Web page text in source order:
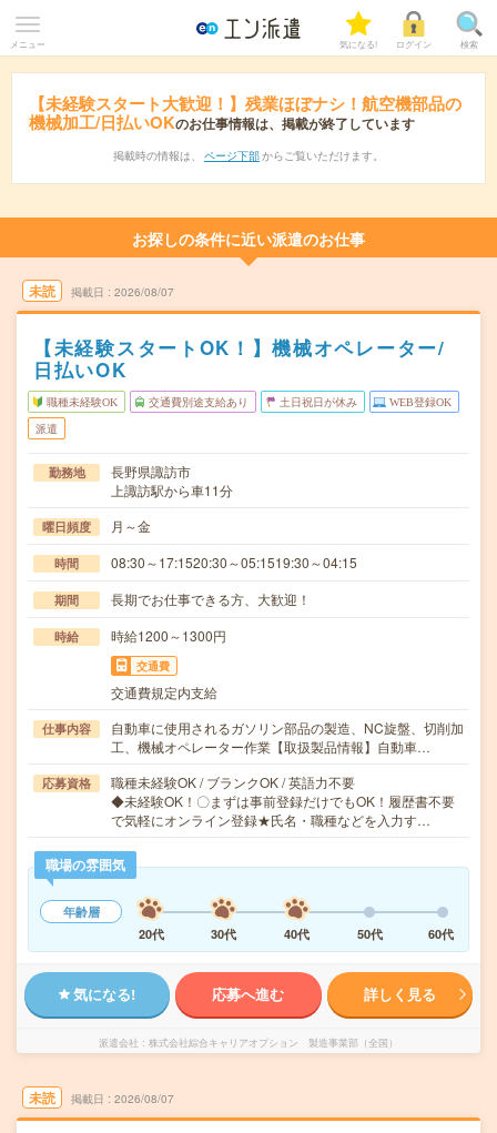
メニュー 気になる! ログイン 検索
【未経験スタート大歓迎！】残業ほぼナシ！航空機部品の
機械加工/日払いOKのお仕事情報は、掲載が終了しています
掲載時の情報は、 ページ下部 からご覧いただけます。
お探しの条件に近い派遣のお仕事
未読 掲載日 2026/08/07
【未経験スタートOK！】機械オペレーター/
日払いOK
職種未経験OK 交通費別途支給あり 土日祝日が休み WEB登録OK
派遣
勤務地
長野県諏訪市
上諏訪駅から車11分
曜日頻度 月～金
時間 08:30～17:1520:30～05:1519:30～04:15
期間 長期でお仕事できる方、大歓迎！
時給 時給1200～1300円
交通費
交通費規定内支給
仕事内容
自動車に使用されるガソリン部品の製造、NC旋盤、切削加
工、機械オペレーター作業【取扱製品情報】自動車…
応募資格
職種未経験OK / ブランクOK / 英語力不要
◆未経験OK！〇まずは事前登録だけでもOK！履歴書不要
で気軽にオンライン登録★氏名・職種などを入力す…
職場の雰囲気
年齢層
20代
30代 40代 50代 60代
気になる! 応募へ進む 詳しく見る
派遣会社 株式会社綜合キャリアオプション 製造事業部（全国）
未読 掲載日 2026/08/07